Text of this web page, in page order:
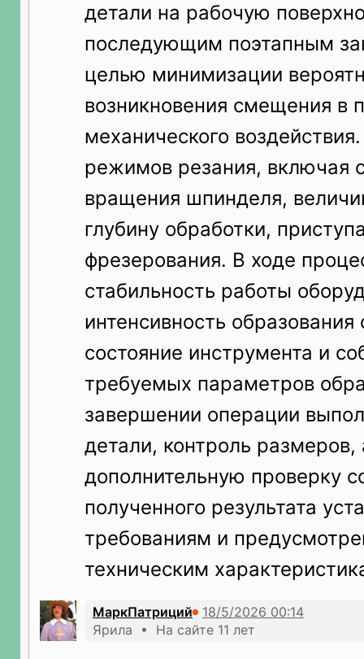
детали на рабочую
последующим поэтапным
целью минимизации
возникновения смещения в
механического
режимов резания, включая
вращения шпинделя,
глубину обработки,
фрезерования. В ходе
стабильность работы
интенсивность
состояние инструмента и
требуемых параметров
завершении операции
детали, контроль размеров,
дополнительную проверку
полученного результата
требованиям и
техническим
МаркПатриций
Ярила • На сайте 11 лет